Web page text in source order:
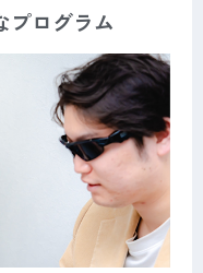
プログラム